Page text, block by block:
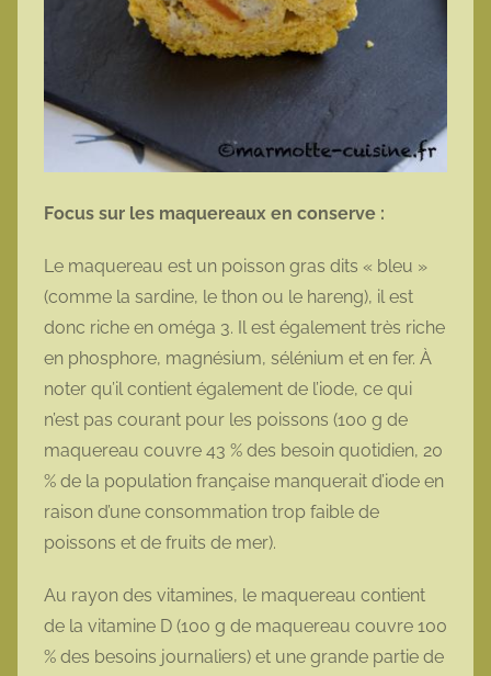
Focus sur les maquereaux en conserve :
Le maquereau est un poisson gras dits « bleu »
(comme la sardine, le thon ou le hareng), il est
donc riche en oméga 3. Il est également très riche
en phosphore, magnésium, sélénium et en fer. À
noter qu’il contient également de l’iode, ce qui
n’est pas courant pour les poissons (100 g de
maquereau couvre 43 % des besoin quotidien, 20
% de la population française manquerait d’iode en
raison d’une consommation trop faible de
poissons et de fruits de mer).
Au rayon des vitamines, le maquereau contient
de la vitamine D (100 g de maquereau couvre 100
% des besoins journaliers) et une grande partie de